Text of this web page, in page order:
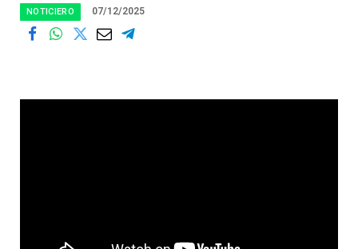
NOTICIERO 07/12/2025